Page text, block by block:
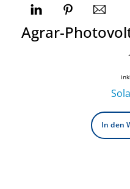
Agrar-
In den